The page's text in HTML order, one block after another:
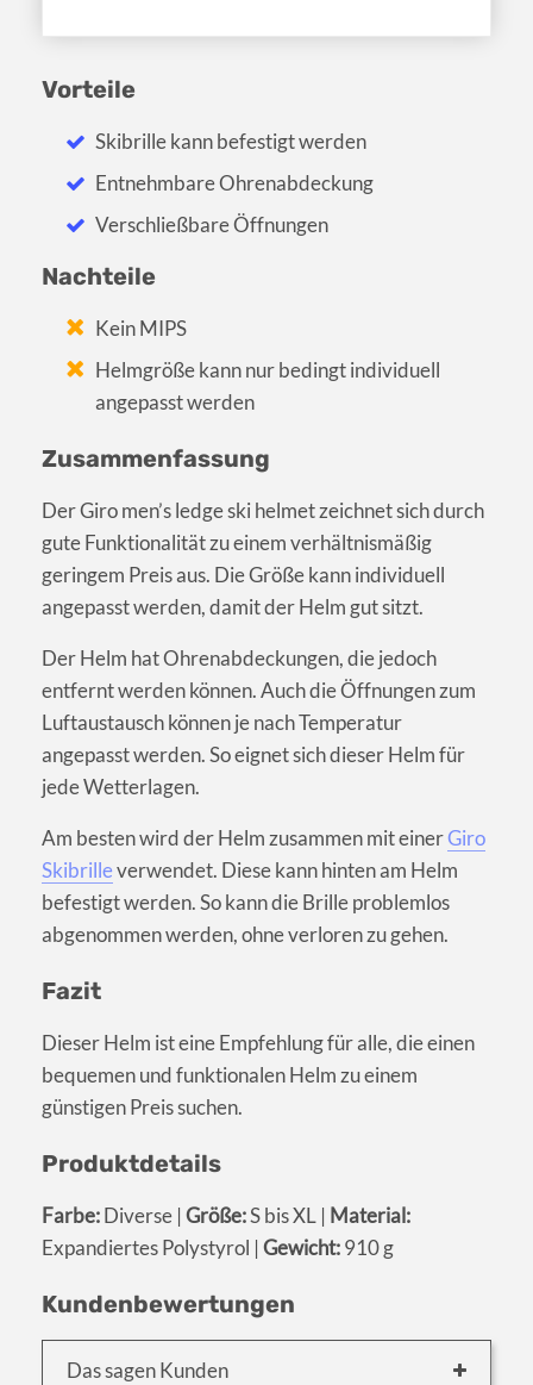
Vorteile
Skibrille kann befestigt werden
Entnehmbare Ohrenabdeckung
Verschließbare Öffnungen
Nachteile
Kein MIPS
Helmgröße kann nur bedingt individuell
angepasst werden
Zusammenfassung
Der Giro men’s ledge ski helmet zeichnet sich durch
gute Funktionalität zu einem verhältnismäßig
geringem Preis aus. Die Größe kann individuell
angepasst werden, damit der Helm gut sitzt.
Der Helm hat Ohrenabdeckungen, die jedoch
entfernt werden können. Auch die Öffnungen zum
Luftaustausch können je nach Temperatur
angepasst werden. So eignet sich dieser Helm für
jede Wetterlagen.
Am besten wird der Helm zusammen mit einerGiro
Skibrilleverwendet. Diese kann hinten am Helm
befestigt werden. So kann die Brille problemlos
abgenommen werden, ohne verloren zu gehen.
Fazit
Dieser Helm ist eine Empfehlung für alle, die einen
bequemen und funktionalen Helm zu einem
günstigen Preis suchen.
Produktdetails
Farbe:Diverse | Größe:S bis XL | Material:
Expandiertes Polystyrol | Gewicht:910 g
Kundenbewertungen
Das sagen Kunden